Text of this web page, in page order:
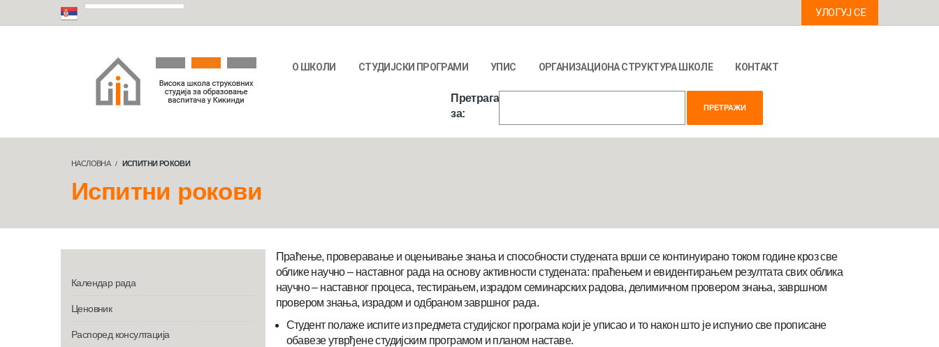
УЛОГУЈ СЕ
О ШКОЛИ СТУДИЈСКИ ПРОГРАМИ УПИС ОРГАНИЗАЦИОНА СТРУКТУРА ШКОЛЕ КОНТАКТ
Претрага
за:
НАСЛОВНА ИСПИТНИ РОКОВИ
Испитни рокови
Праћење, проверавање и оцењивање знања и способности студената врши се континуирано током године кроз све
облике научно – наставног рада на основу активности студената: праћењем и евидентирањем резултата свих облика
научно – наставног процеса, тестирањем, израдом семинарских радова, делимичном провером знања, завршном
провером знања, израдом и одбраном завршног рада.
Студент полаже испите из предмета студијског програма који је уписао и то након што је испунио све прописане
обавезе утврђене студијским програмом и планом наставе.
Календар рада
Ценовник
Распоред консултација